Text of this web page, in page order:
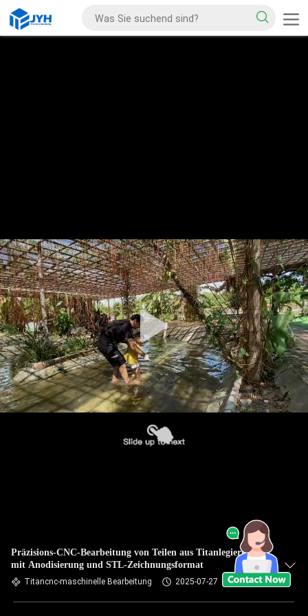
Präzisions-CNC-Bearbeitung von Teilen aus Titanlegierung
mit Anodisierung und STL-Zeichnungsformat
Titancnc-maschinelle Bearbeitung 2025-07-27